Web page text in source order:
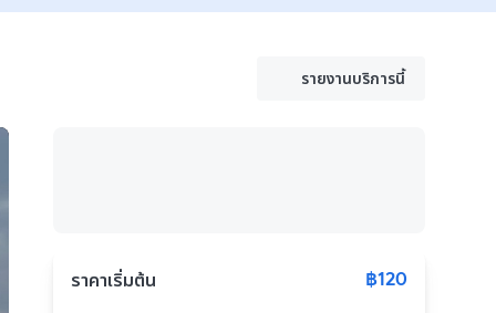
รายงานบริการนี้
ราคาเริ่มต้น ฿120